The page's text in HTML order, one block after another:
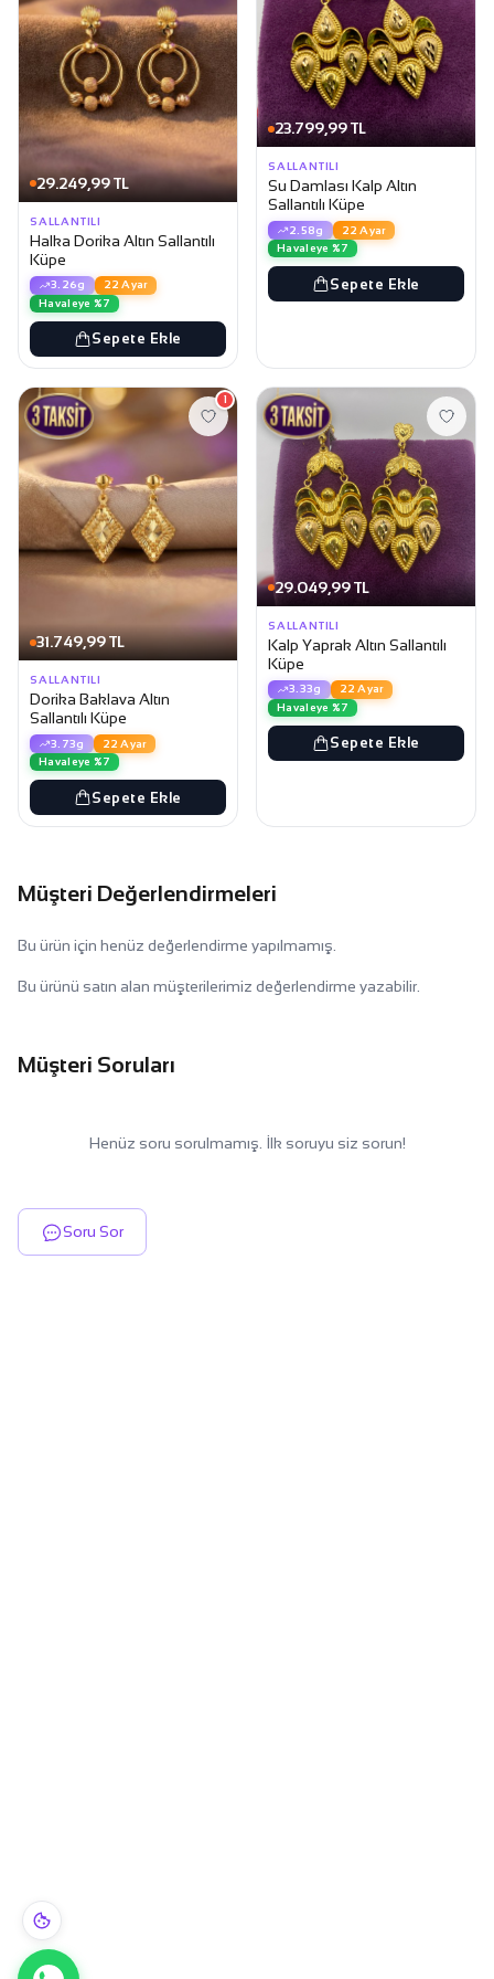
29.249,99 TL
SALLANTILI
Halka Dorika Altın Sallantılı
Küpe
3.26g
22 Ayar
Havaleye %7
Sepete Ekle
23.799,99 TL
SALLANTILI
Su Damlası Kalp Altın
Sallantılı Küpe
2.58g
22 Ayar
Havaleye %7
Sepete Ekle
31.749,99 TL
1
SALLANTILI
Dorika Baklava Altın
Sallantılı Küpe
3.73g
22 Ayar
Havaleye %7
Sepete Ekle
29.049,99 TL
SALLANTILI
Kalp Yaprak Altın Sallantılı
Küpe
3.33g
22 Ayar
Havaleye %7
Sepete Ekle
Müşteri Değerlendirmeleri
Bu ürün için henüz değerlendirme yapılmamış.
Bu ürünü satın alan müşterilerimiz değerlendirme yazabilir.
Müşteri Soruları
Henüz soru sorulmamış. İlk soruyu siz sorun!
Soru Sor